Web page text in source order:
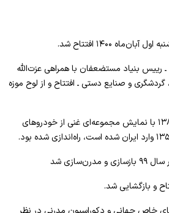
۱۴۰۰ افتتاح شد.
ـ رییس بنیاد مستضعفان با همراهی عزت‌الله
گردشگری و صنایع دستی ـ افتتاح و از لوح موزه
ساختمان این موزه از سال ۱۳۸۲ با نمایش مجموعه‌ای غنی از خودروهای
شد